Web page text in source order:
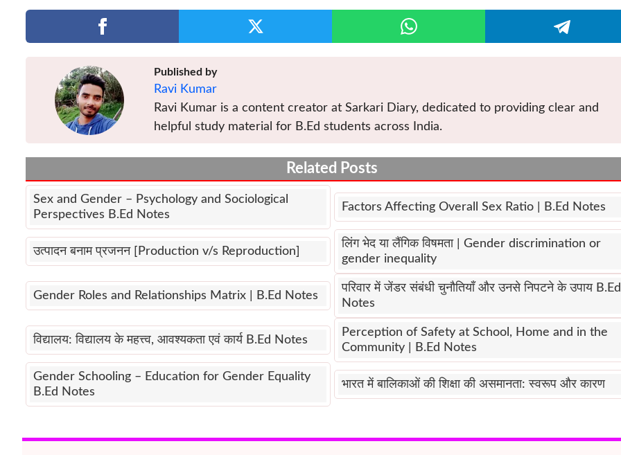
Published by
Ravi Kumar
Ravi Kumar is a content creator at Sarkari Diary, dedicated to providing clear and
helpful study material for B.Ed students across India.
Related Posts
Sex and Gender – Psychology and Sociological
Perspectives B.Ed Notes
Factors Affecting Overall Sex Ratio | B.Ed Notes
उत्पादन बनाम प्रजनन [Production v/s Reproduction]
लिंग भेद या लैंगिक विषमता | Gender discrimination or
gender inequality
Gender Roles and Relationships Matrix | B.Ed Notes
परिवार में जेंडर संबंधी चुनौतियाँ और उनसे निपटने के उपाय B.Ed
Notes
विद्यालय: विद्यालय के महत्त्व, आवश्यकता एवं कार्य B.Ed Notes
Perception of Safety at School, Home and in the
Community | B.Ed Notes
Gender Schooling – Education for Gender Equality
B.Ed Notes
भारत में बालिकाओं की शिक्षा की असमानता: स्वरूप और कारण